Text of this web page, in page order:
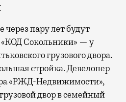
через пару лет будут
«КОД Сокольники» — у
грузового двора.
стройка. Девелопер
«РЖД-Недвижимости»,
двор в семейный